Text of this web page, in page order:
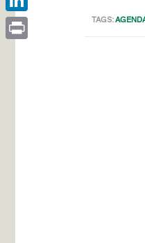
TAGS:
LinkedIn